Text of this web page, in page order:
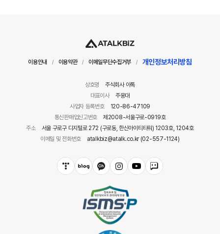
이용안내 / 이용약관 / 이메일무단수집거부 / 개인정보처리방침
상호명
주식회사 아톡
대표이사
주웅대
사업자 등록번호
120-86-47109
통신판매업신고번호
제2008-서울구로-0919호
주소
서울 구로구 디지털로 272 (구로동, 한신아이티타워) 1203호, 1204호
이메일 및 전화번호
atalkbiz@atalk.co.kr (02-557-1124)